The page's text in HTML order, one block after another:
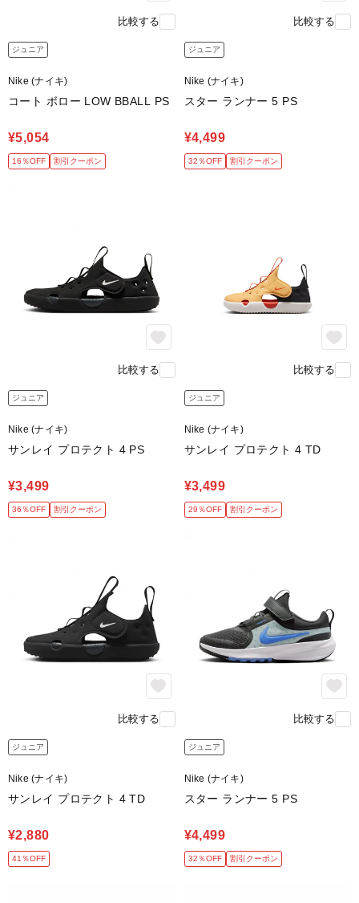
比較する
ジュニア
Nike (ナイキ)
コート ボロー LOW BBALL PS
¥5,054
16％OFF 割引クーポン
比較する
ジュニア
Nike (ナイキ)
スター ランナー 5 PS
¥4,499
32％OFF 割引クーポン
比較する
ジュニア
Nike (ナイキ)
サンレイ プロテクト 4 PS
¥3,499
36％OFF 割引クーポン
比較する
ジュニア
Nike (ナイキ)
サンレイ プロテクト 4 TD
¥3,499
29％OFF 割引クーポン
比較する
ジュニア
Nike (ナイキ)
サンレイ プロテクト 4 TD
¥2,880
41％OFF
比較する
ジュニア
Nike (ナイキ)
スター ランナー 5 PS
¥4,499
32％OFF 割引クーポン